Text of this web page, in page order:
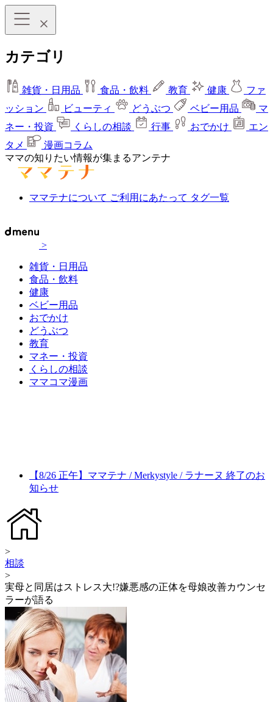
カテゴリ
雑貨・日用品 食品・飲料 教育 健康
ファ
ッション
ビューティ どうぶつ ベビー用品
マ
ネー・投資
くらしの相談 行事 おでかけ
エン
タメ
漫画コラム
ママの知りたい情報が集まるアンテナ
ママテナについて ご利用にあたって タグ一覧
>
雑貨・日用品
食品・飲料
健康
ベビー用品
おでかけ
どうぶつ
教育
マネー・投資
くらしの相談
ママコマ漫画
【8/26 正午】ママテナ / Merkystyle / ラナーヌ 終了のお
知らせ
>
相談
>
実母と同居はストレス大!?嫌悪感の正体を母娘改善カウンセ
ラーが語る